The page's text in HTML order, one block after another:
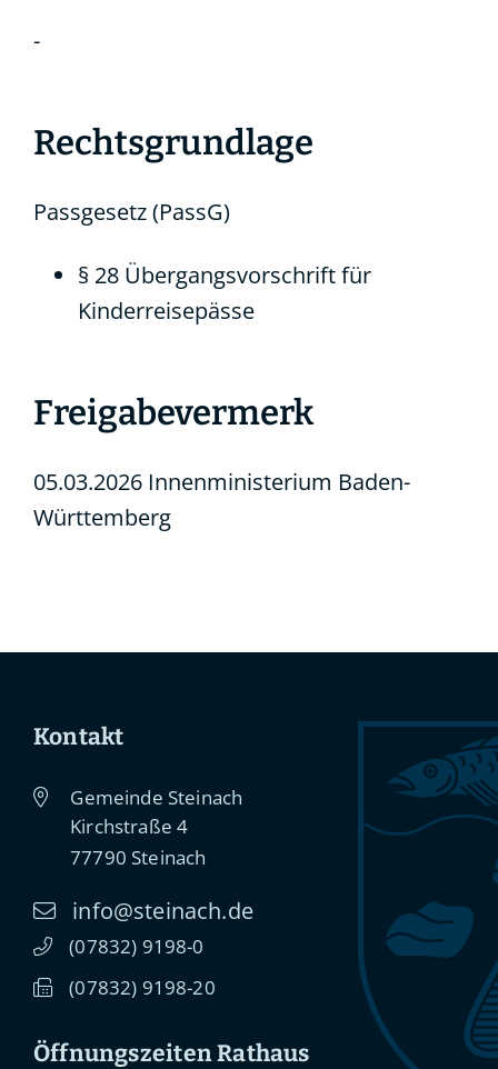
-
Rechtsgrundlage
Passgesetz (PassG)
§ 28 Übergangsvorschrift für
Kinderreisepässe
Freigabevermerk
05.03.2026 Innenministerium Baden-
Württemberg
Kontakt
Gemeinde Steinach
Kirchstraße 4
77790 Steinach
info@steinach.de
(07832) 91 98-0
(07832) 91 98-20
Öffnungszeiten Rathaus